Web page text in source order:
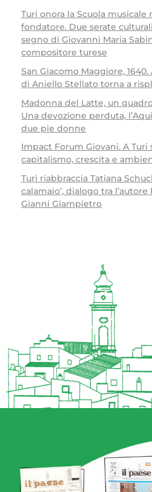
Turi onora la Scuola musicale
fondatore. Due serate
segno di Giovanni Maria
compositore turese
San Giacomo Maggiore,
di Aniello Stellato torna a
Madonna del Latte, un
Una devozione perduta,
due pie donne
Impact Forum Giovani. A Turi
capitalismo, crescita e
Turi riabbraccia Tatiana
calamaio’, dialogo tra
Gianni Giampietro